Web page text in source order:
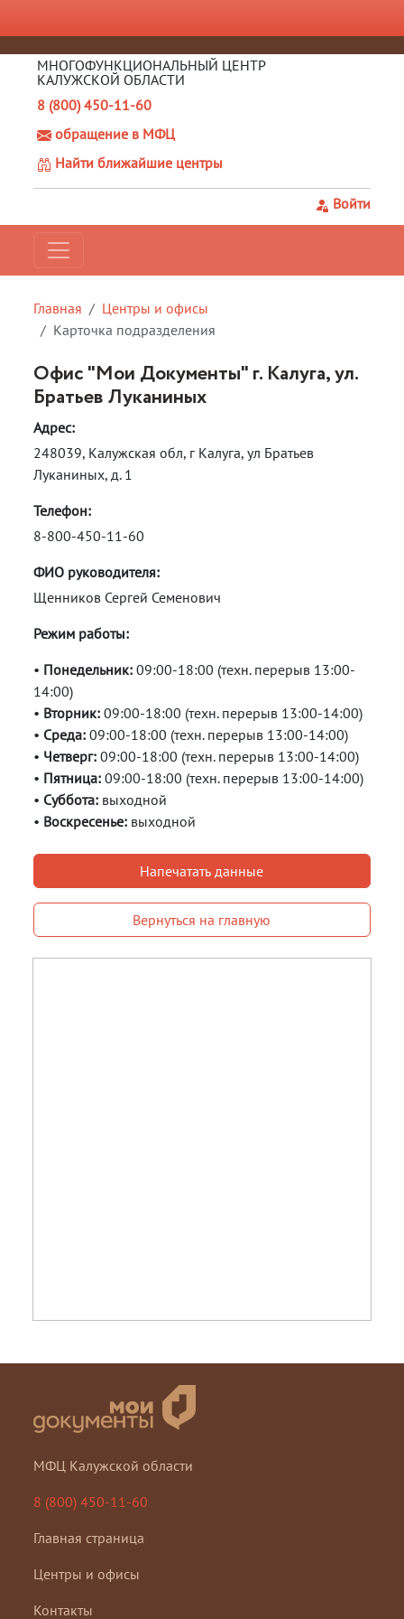
МНОГОФУНКЦИОНАЛЬНЫЙ ЦЕНТР
КАЛУЖСКОЙ ОБЛАСТИ
8 (800) 450-11-60
обращение в МФЦ
Найти ближайшие центры
Войти
Главная
Центры и офисы
Карточка подразделения
Офис "Мои Документы" г. Калуга, ул.
Братьев Луканиных
Адрес:
248039, Калужская обл, г Калуга, ул Братьев
Луканиных, д. 1
Телефон:
8-800-450-11-60
ФИО руководителя:
Щенников Сергей Семенович
Режим работы:
• Понедельник: 09:00-18:00 (техн. перерыв 13:00-
14:00)
• Вторник:09:00-18:00 (техн. перерыв 13:00-14:00)
• Среда:09:00-18:00 (техн. перерыв 13:00-14:00)
• Четверг:09:00-18:00 (техн. перерыв 13:00-14:00)
• Пятница:09:00-18:00 (техн. перерыв 13:00-14:00)
• Суббота: выходной
• Воскресенье: выходной
Напечатать данные
Вернуться на главную
МФЦ Калужской области
8 (800) 450-11-60
Главная страница
Центры и офисы
Контакты